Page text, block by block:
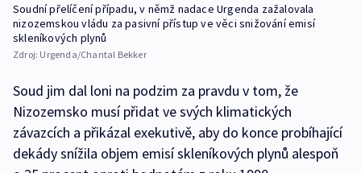
Soudní přelíčení případu, v němž nadace Urgenda zažalovala
nizozemskou vládu za pasivní přístup ve věci snižování emisí
skleníkových plynů
Zdroj: Urgenda/Chantal Bekker
Soud jim dal loni na podzim za pravdu v tom, že
Nizozemsko musí přidat ve svých klimatických
závazcích a přikázal exekutivě, aby do konce probíhající
dekády snížila objem emisí skleníkových plynů alespoň